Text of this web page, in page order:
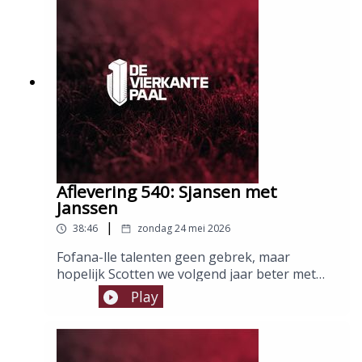
Host: Dave Van MeelPanel: Bob Dejongh en
Dirk PietersMontage: Thomas Slembrouck
Aflevering 540: Sjansen met
Janssen
38:46 | zondag 24 mei 2026
Fofana-lle talenten geen gebrek, maar
hopelijk Scotten we volgend jaar beter met
nieuwe Helden. Gelukkig zijn we met een
mooie overwinning uitge-Praet. Hulde aan
@filihaan op Instagram om deze witzes in te
Play